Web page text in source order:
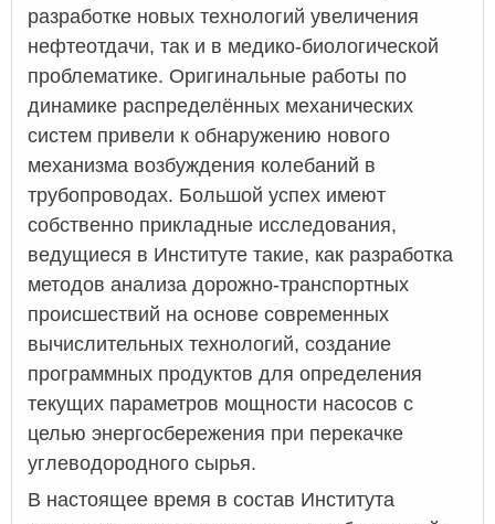
разработке новых технологий увеличения
нефтеотдачи, так и в медико-биологической
проблематике. Оригинальные работы по
динамике распределённых механических
систем привели к обнаружению нового
механизма возбуждения колебаний в
трубопроводах. Большой успех имеют
собственно прикладные исследования,
ведущиеся в Институте такие, как разработка
методов анализа дорожно-транспортных
происшествий на основе современных
вычислительных технологий, создание
программных продуктов для определения
текущих параметров мощности насосов с
целью энергосбережения при перекачке
углеводородного сырья.
В настоящее время в состав Института